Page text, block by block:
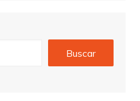
Buscar